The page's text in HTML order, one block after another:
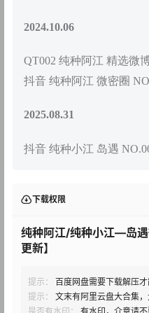
2024.10.06
QT002 纯种阿江 精选微
抖音 纯种阿江 微密圈
2025.08.31
抖音 纯种小江 岛遇
下载权限
纯种阿江/纯种小江—岛
更新】
提示：
百度网盘需要下载解压
提示：
文末有阿里云盘大合集